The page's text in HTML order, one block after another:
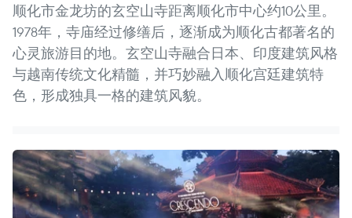
顺化市金龙坊的玄空山寺距离顺化市中心约10公里。
1978年，寺庙经过修缮后，逐渐成为顺化古都著名的
心灵旅游目的地。玄空山寺融合日本、印度建筑风格
与越南传统文化精髓，并巧妙融入顺化宫廷建筑特
色，形成独具一格的建筑风貌。